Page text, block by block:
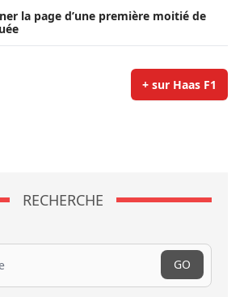
la page d’une première moitié de
+ sur Haas F1
RECHERCHE
GO